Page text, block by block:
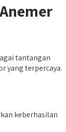
tantangan
yang terpercaya.
keberhasilan